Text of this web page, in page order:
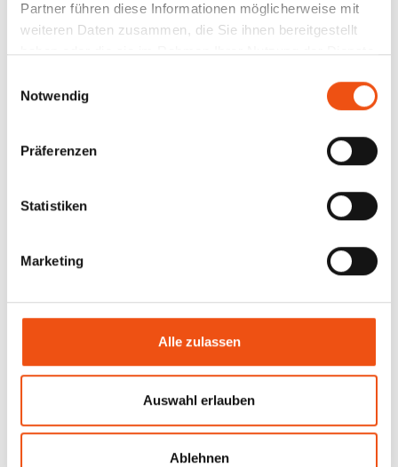
Partner führen diese Informationen möglicherweise mit
weiteren Daten zusammen, die Sie ihnen bereitgestellt
haben oder die sie im Rahmen Ihrer Nutzung der Dienste
Notwendig
Präferenzen
Statistiken
Marketing
Alle zulassen
Auswahl erlauben
Ablehnen